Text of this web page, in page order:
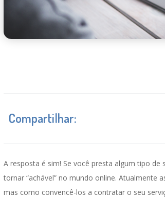
Compartilhar:
A resposta é sim! Se você presta algum tipo
tornar “achável” no mundo online. Atualmente
mas como convencê-los a contratar o seu